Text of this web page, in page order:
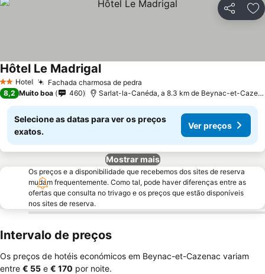
Partilhar
2 Estrelas
Hotel Fachada charmosa de pedra
Hôtel Le Madrigal
8,2 Muito boa 460 Sarlat-la-Canéda, a 8.3 km de Beynac-et-Cazenac
Selecione as datas para ver os preços
exatos.
Ver preços
Mostrar mais
Os preços e a disponibilidade que recebemos dos sites de reserva
mudam frequentemente. Como tal, pode haver diferenças entre as
ofertas que consulta no trivago e os preços que estão disponíveis
nos sites de reserva.
Intervalo de preços
Os preços de hotéis económicos em Beynac-et-Cazenac variam
entre ‎€ 55 e ‎€ 170 por noite.